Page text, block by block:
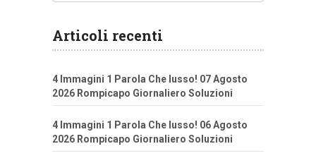
Articoli recenti
4 Immagini 1 Parola Che lusso! 07 Agosto
2026 Rompicapo Giornaliero Soluzioni
4 Immagini 1 Parola Che lusso! 06 Agosto
2026 Rompicapo Giornaliero Soluzioni